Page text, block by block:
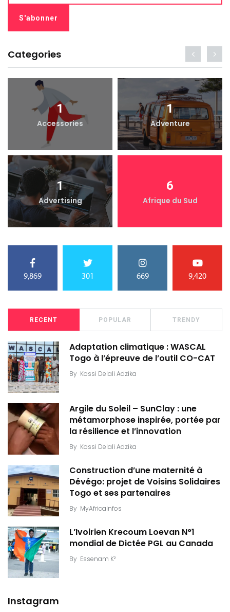
Categories
1
Accessories
1
Adventure
1
Advertising
6
Afrique du Sud
9,869 301 669 9,420
RECENT POPULAR TRENDY
Adaptation climatique : WASCAL
Togo à l’épreuve de l’outil CO-CAT
By Kossi Delali Adzika
Argile du Soleil – SunClay : une
métamorphose inspirée, portée par
la résilience et l’innovation
By Kossi Delali Adzika
Construction d’une maternité à
Dévégo: projet de Voisins Solidaires
Togo et ses partenaires
By MyAfricaInfos
L’Ivoirien Krecoum Loevan N°1
mondial de Dictée PGL au Canada
By Essenam K²
Instagram